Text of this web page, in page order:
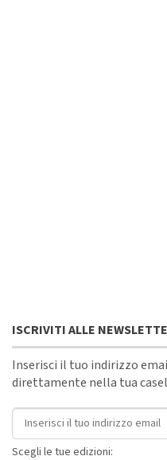
ISCRIVITI ALLE
Inserisci il tuo indirizzo
direttamente nella tua
Indirizzo email
Scegli le tue edizioni: